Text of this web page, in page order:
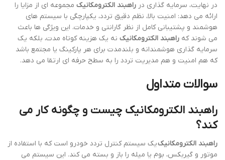
در نهایت، سرمایه گذاری در راهبند الکترومکانیک مجموعه ای از مزایا را
ارائه می دهد: امنیت بالا، نظم دقیق تردد، یکپارچگی با سیستم های
هوشمند و پشتیبانی کامل از نظر گارانتی و خدمات. این ویژگی ها باعث
می شوند که راهبند الکترومکانیک نه یک هزینه کوتاه مدت، بلکه یک
سرمایه گذاری هوشمندانه و بلندمدت برای هر پارکینگ یا مجتمع باشد
که هم امنیت و هم مدیریت تردد را به سطح حرفه ای ارتقا می دهد.
سوالات متداول
راهبند الکترومکانیک چیست و چگونه کار می
کند؟
راهبند الکترومکانیکیک سیستم کنترل تردد خودرو است که با استفاده از
موتور و گیربکس، بوم یا میله را باز و بسته می کند. این سیستم می